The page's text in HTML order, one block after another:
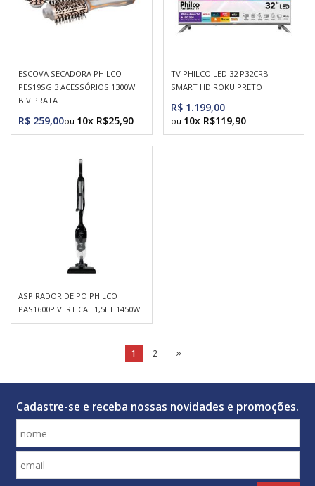
ESCOVA SECADORA PHILCO
PES19SG 3 ACESSÓRIOS 1300W
BIV PRATA
R$ 259,00 10x R$25,90
TV PHILCO LED 32 P32CRB
SMART HD ROKU PRETO
R$ 1.199,00
10x R$119,90
ASPIRADOR DE PO PHILCO
PAS1600P VERTICAL 1,5LT 1450W
1 2
Cadastre-se e receba nossas novidades e promoções.